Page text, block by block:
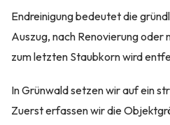
Endreinigung bedeutet die
Auszug, nach Renovierung oder
zum letzten Staubkorn wird
In Grünwald setzen wir auf ein
Zuerst erfassen wir die